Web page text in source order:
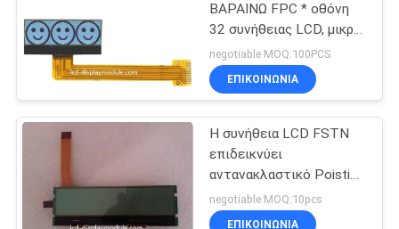
ΕΜΆΣ
ΓΎΡΟΣ
ΕΡΓΟΣΤΑΣΊΩΝ
ΠΟΙΟΤΙΚΌΣ
ΈΛΕΓΧΟΣ
ΒΑΡΑΙΝΩ FPC * οθόνη
32 συνήθειας LCD, μικρή
οθόνη επίδειξης FSTN
negotiable MOQ:100PCS
ΕΠΙΚΟΙΝΩΝΊΑ
Η συνήθεια LCD FSTN
επιδεικνύει
αντανακλαστικό Poistive
για τις τηλεπικοινωνίες
GY2403A2 8080MPU
negotiable MOQ:10pcs
ΕΠΙΚΟΙΝΩΝΊΑ